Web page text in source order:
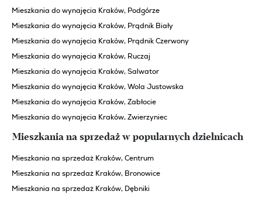
Mieszkania do wynajęcia Kraków, Podgórze
Mieszkania do wynajęcia Kraków, Prądnik Biały
Mieszkania do wynajęcia Kraków, Prądnik Czerwony
Mieszkania do wynajęcia Kraków, Ruczaj
Mieszkania do wynajęcia Kraków, Salwator
Mieszkania do wynajęcia Kraków, Wola Justowska
Mieszkania do wynajęcia Kraków, Zabłocie
Mieszkania do wynajęcia Kraków, Zwierzyniec
Mieszkania na sprzedaż w popularnych dzielnicach
Mieszkania na sprzedaż Kraków, Centrum
Mieszkania na sprzedaż Kraków, Bronowice
Mieszkania na sprzedaż Kraków, Dębniki